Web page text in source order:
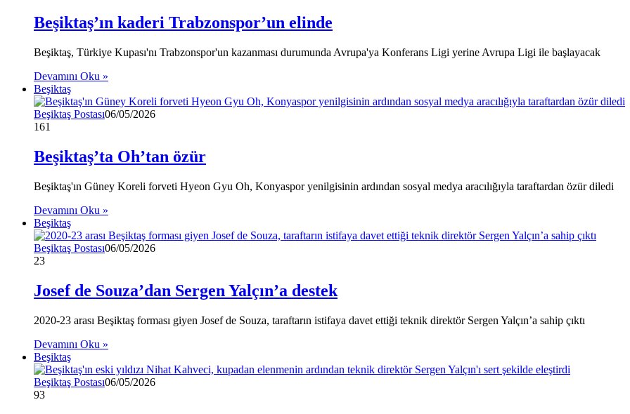
Beşiktaş’ın kaderi Trabzonspor’un elinde
Beşiktaş, Türkiye Kupası'nı Trabzonspor'un kazanması durumunda Avrupa'ya Konferans Ligi yerine Avrupa Ligi ile başlayacak
Devamını Oku »
Beşiktaş
Beşiktaş Postası06/05/2026
161
Beşiktaş’ta Oh’tan özür
Beşiktaş'ın Güney Koreli forveti Hyeon Gyu Oh, Konyaspor yenilgisinin ardından sosyal medya aracılığıyla taraftardan özür diledi
Devamını Oku »
Beşiktaş
Beşiktaş Postası06/05/2026
23
Josef de Souza’dan Sergen Yalçın’a destek
2020-23 arası Beşiktaş forması giyen Josef de Souza, taraftarın istifaya davet ettiği teknik direktör Sergen Yalçın’a sahip çıktı
Devamını Oku »
Beşiktaş
Beşiktaş Postası06/05/2026
93